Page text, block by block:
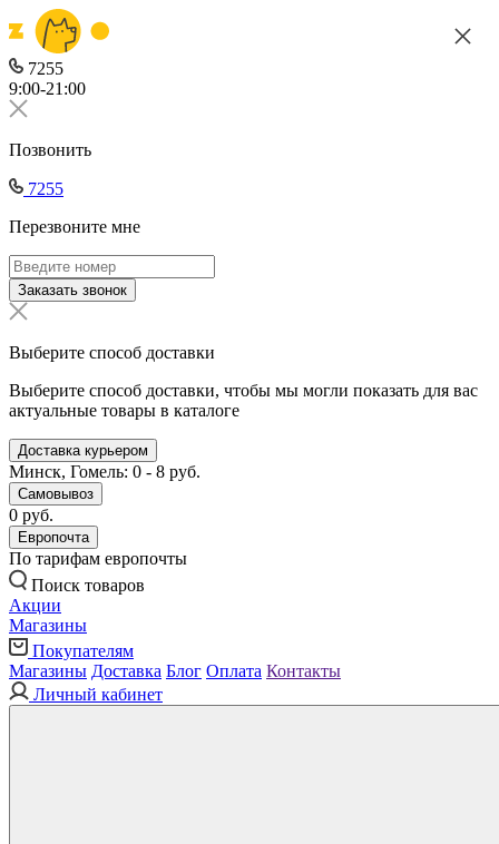
7255
9:00-21:00
Позвонить
7255
Перезвоните мне
Заказать звонок
Выберите способ доставки
Выберите способ доставки, чтобы мы могли показать для вас
актуальные товары в каталоге
Доставка курьером
Минск, Гомель: 0 - 8 руб.
Самовывоз
0 руб.
Европочта
По тарифам европочты
Поиск товаров
Акции
Магазины
Покупателям
Магазины Доставка Блог Оплата Контакты
Личный кабинет